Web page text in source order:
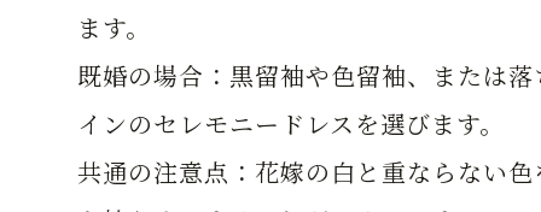
ます。
既婚の場合： 黒留袖や色留袖、または
インのセレモニードレスを選びます。
共通の注意点： 花嫁の白と重ならない